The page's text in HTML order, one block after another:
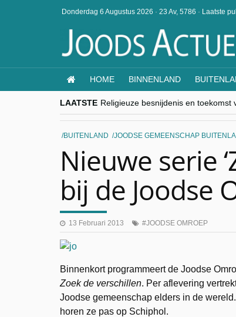
Donderdag 6 Augustus 2026 · 23 Av, 5786 · Laatste
HOME BINNENLAND
LAATSTE Religieuze besnijdenis en
“Besnijdenisdebat toont hoe
CITYTRIP | ROEMENIË –
“Vandaag zit elke Jood in België op
BUITENLAND JOODSE GEMEENSCHAP
Nieuwe serie
bij de Joodse
13 Februari 2013 JOODSE OMROEP
Binnenkort programmeert de Joodse
Zoek de verschillen. Per aflevering
Joodse gemeenschap elders in de
horen ze pas op Schiphol.